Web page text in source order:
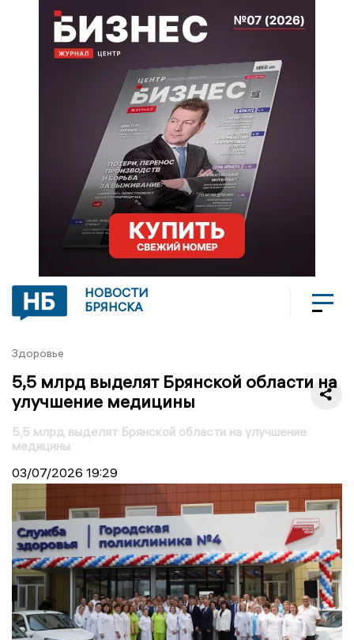
НОВОСТИ
БРЯНСКА
Здоровье
5,5 млрд выделят Брянской области на
улучшение медицины
5,5 млрд выделят Брянской области на улучшение
медицины
03/07/2026 19:29